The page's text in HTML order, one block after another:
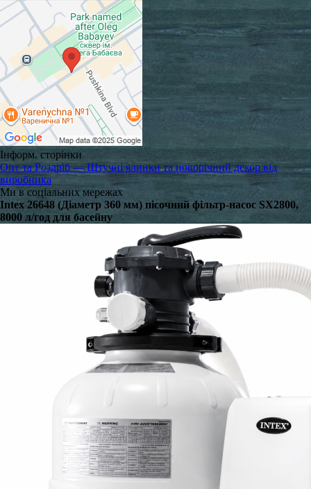
Інформ. сторінки
Опт та Роздріб — Штучні ялинки та новорічний декор від
виробника
Ми в соціальних мережах
Intex 26648 (Діаметр 360 мм) пісочний фільтр-насос SX2800,
8000 л/год для басейну